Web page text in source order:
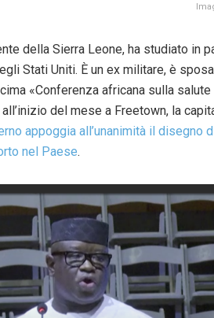
della Sierra Leone, ha studiato in
Stati Uniti. È un ex militare, è
«Conferenza africana sulla
del mese a Freetown, la
appoggia all’unanimità il disegno
nel Paese.